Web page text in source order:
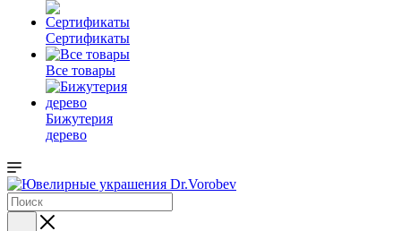
Сертификаты
Все товары
Бижутерия
дерево